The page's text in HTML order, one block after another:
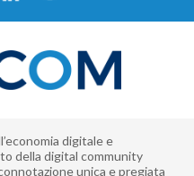
digitale e
della digital community
unica e pregiata